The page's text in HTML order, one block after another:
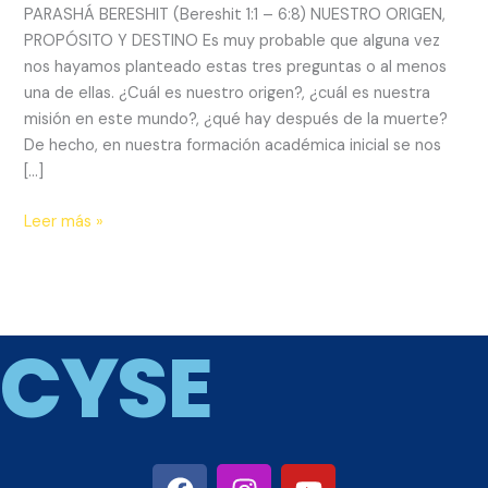
PARASHÁ BERESHIT (Bereshit 1:1 – 6:8) NUESTRO ORIGEN,
PROPÓSITO Y DESTINO Es muy probable que alguna vez
nos hayamos planteado estas tres preguntas o al menos
una de ellas. ¿Cuál es nuestro origen?, ¿cuál es nuestra
misión en este mundo?, ¿qué hay después de la muerte?
De hecho, en nuestra formación académica inicial se nos
[…]
Leer más »
CYSE
F I Y